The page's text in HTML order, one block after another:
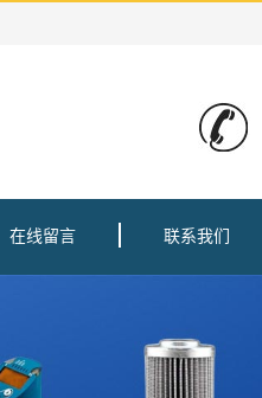
在线留言 联系我们